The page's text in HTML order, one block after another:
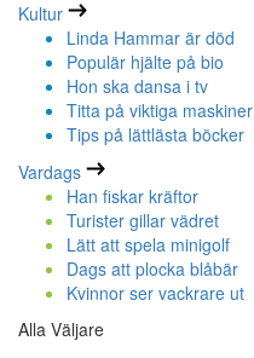
Kultur
Linda Hammar är död
Populär hjälte på bio
Hon ska dansa i tv
Titta på viktiga maskiner
Tips på lättlästa böcker
Vardags
Han fiskar kräftor
Turister gillar vädret
Lätt att spela minigolf
Dags att plocka blåbär
Kvinnor ser vackrare ut
Alla Väljare